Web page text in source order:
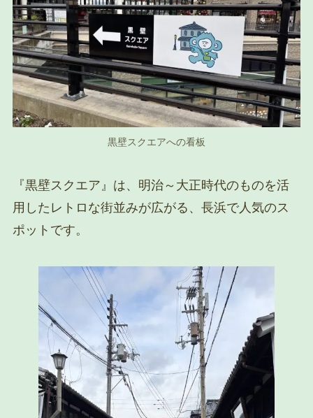
黒壁スクエアへの看板
『黒壁スクエア』は、明治～大正時代のものを活
用したレトロな街並みが広がる、長浜で人気のス
ポットです。